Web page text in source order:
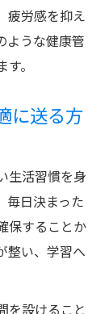
疲労感を抑え
ような健康管
。
に送る方
生活習慣を身
毎日決まった
保することか
整い、学習へ
を設けること